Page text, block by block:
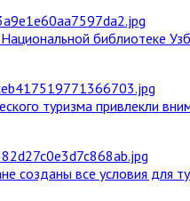
библиотеке
туризма привлекли
созданы все условия для